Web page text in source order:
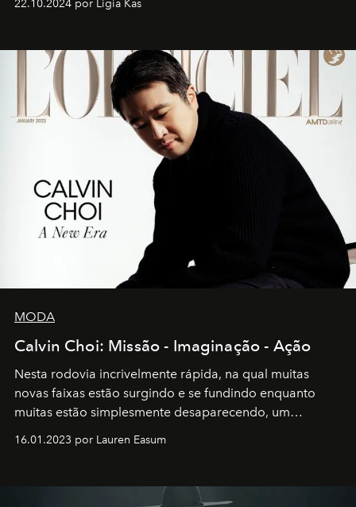
22.10.2024 por Ligia Kas
MODA
Calvin Choi: Missão - Imaginação - Ação
Nesta rodovia incrivelmente rápida, na qual muitas
novas faixas estão surgindo e se fundindo enquanto
muitas estão simplesmente desaparecendo, um
transportador AMTD abrindo caminho para muitos
por propósitos, com um claro senso de missão na vida e
16.01.2023 por Lauren Easum